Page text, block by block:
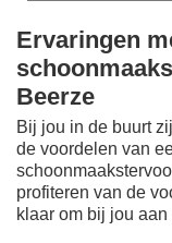
Ervaringen
Beerze
Bij jou in de buurt
de voordelen van
profiteren van de
klaar om bij jou